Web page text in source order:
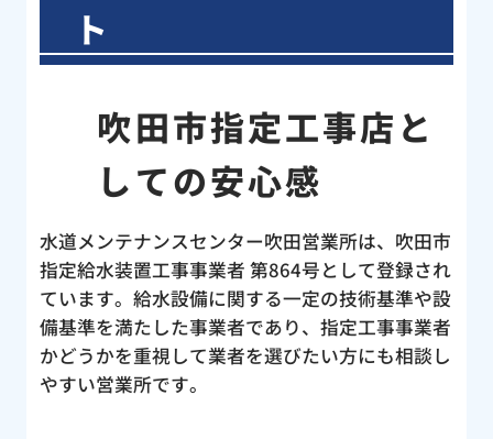
ト
吹田市指定工事店と
しての安心感
水道メンテナンスセンター吹田営業所は、吹田市
指定給水装置工事事業者 第864号として登録され
ています。給水設備に関する一定の技術基準や設
備基準を満たした事業者であり、指定工事事業者
かどうかを重視して業者を選びたい方にも相談し
やすい営業所です。